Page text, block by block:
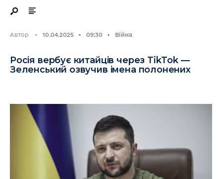
Автор • 10.04.2025 • 09:30 • Війна
Росія вербує китайців через TikTok —
Зеленський озвучив імена полонених